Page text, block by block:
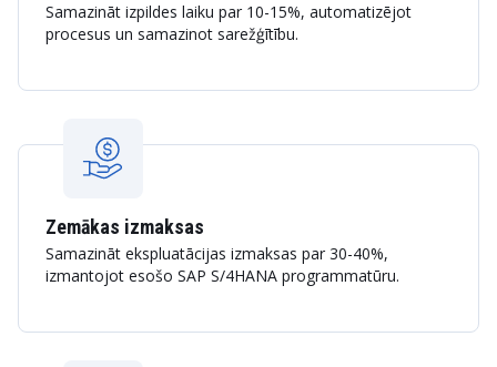
Samazināt izpildes laiku par 10-15%, automatizējot
procesus un samazinot sarežģītību.
Zemākas izmaksas
Samazināt ekspluatācijas izmaksas par 30-40%,
izmantojot esošo SAP S/4HANA programmatūru.